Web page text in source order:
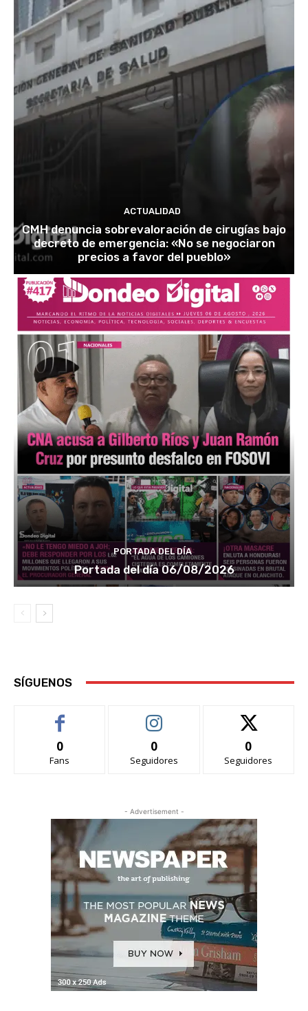
ACTUALIDAD
CMH denuncia sobrevaloración de cirugías bajo
decreto de emergencia: «No se negociaron
precios a favor del pueblo»
PORTADA DEL DÍA
Portada del día 06/08/2026
SÍGUENOS
0
Fans
0
Seguidores
0
Seguidores
- Advertisement -